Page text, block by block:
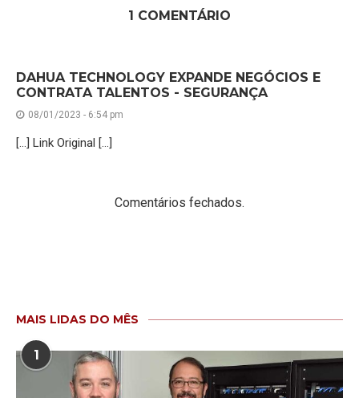
1 COMENTÁRIO
DAHUA TECHNOLOGY EXPANDE NEGÓCIOS E
CONTRATA TALENTOS - SEGURANÇA
08/01/2023 - 6:54 pm
[…] Link Original […]
Comentários fechados.
MAIS LIDAS DO MÊS
1